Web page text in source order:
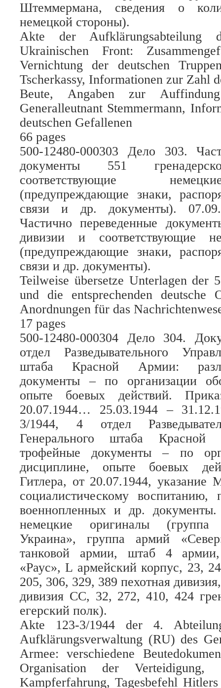
Штеммермана, сведения о
немецкой стороны).
Akte der
Ukrainischen Front:
Vernichtung der deutschen
Tscherkassy, Informationen zur Zahl
Beute, Angaben zur
Generalleutnant Stemmermann,
deutschen Gefallenen
66 pages
500-12480-000303 Дело 303.
документы 551
соответствующие
(предупреждающие знаки,
связи и др. документы).
Частично переведенные
дивизии и соответствующие
(предупреждающие знаки,
связи и др. документы).
Teilweise übersetze Unterlagen der
und die entsprechenden deutsche
Anordnungen für das
17 pages
500-12480-000304 Дело 304.
отдел Разведывательного
штаба Красной Армии:
документы – по организации
опыте боевых действий.
20.07.1944… 25.03.1944 –
3/1944, 4 отдел
Генерального штаба Красной
трофейные документы – по
дисциплине, опыте боевых
Гитлера, от 20.07.1944, указание
социалистическому воспитанию,
военнопленных и др.
немецкие оригиналы
Украина», группа армий
танковой армии, штаб 4 армии,
«Раус», L армейский корпус, 23,
205, 306, 329, 389 пехотная
дивизия СС, 32, 272, 410, 424
егерский полк).
Akte 123-3/1944 der 4.
Aufklärungsverwaltung (RU) des
Armee: verschiedene
Organisation der
Kampferfahrung, Tagesbefehl